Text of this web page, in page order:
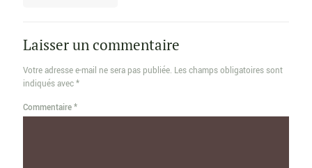
Laisser un commentaire
Votre adresse e-mail ne sera pas publiée. Les champs obligatoires sont
indiqués avec*
Commentaire*